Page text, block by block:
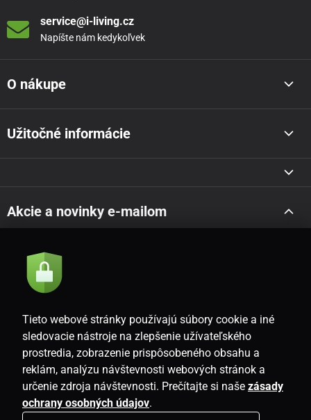
service@i-living.cz
Napíšte nám kedykoľvek
O nákupe
Užitočné informácie
Akcie a novinky e-mailom
Súhlasím so
SK
Tieto webové stránky používajú súbory cookie a iné
sledovacie nástroje na zlepšenie užívateľského
prostredia, zobrazenie prispôsobeného obsahu a
reklám, analýzu návštevnosti webových stránok a
určenie zdroja návštevnosti. Prečítajte si naše zásady
ochrany osobných údajov.